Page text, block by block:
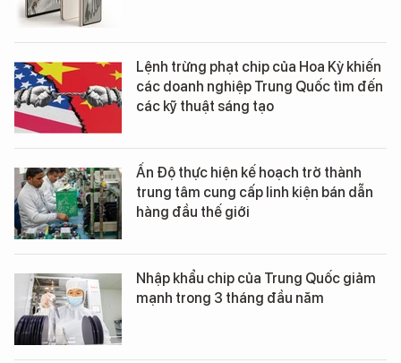
Lệnh trừng phạt chip của Hoa Kỳ khiến
các doanh nghiệp Trung Quốc tìm đến
các kỹ thuật sáng tạo
Ấn Độ thực hiện kế hoạch trở thành
trung tâm cung cấp linh kiện bán dẫn
hàng đầu thế giới
Nhập khẩu chip của Trung Quốc giảm
mạnh trong 3 tháng đầu năm